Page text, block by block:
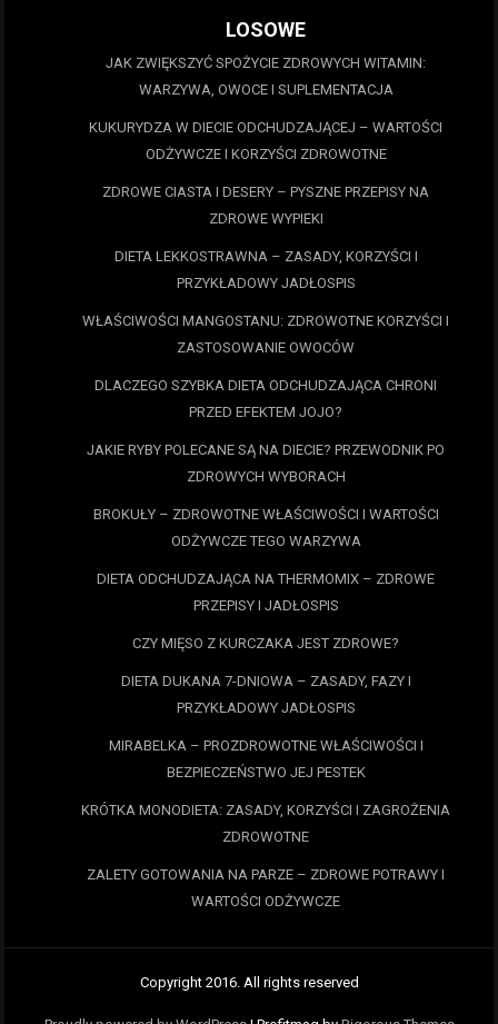
LOSOWE
JAK ZWIĘKSZYĆ SPOŻYCIE ZDROWYCH WITAMIN:
WARZYWA, OWOCE I SUPLEMENTACJA
KUKURYDZA W DIECIE ODCHUDZAJĄCEJ – WARTOŚCI
ODŻYWCZE I KORZYŚCI ZDROWOTNE
ZDROWE CIASTA I DESERY – PYSZNE PRZEPISY NA
ZDROWE WYPIEKI
DIETA LEKKOSTRAWNA – ZASADY, KORZYŚCI I
PRZYKŁADOWY JADŁOSPIS
WŁAŚCIWOŚCI MANGOSTANU: ZDROWOTNE KORZYŚCI I
ZASTOSOWANIE OWOCÓW
DLACZEGO SZYBKA DIETA ODCHUDZAJĄCA CHRONI
PRZED EFEKTEM JOJO?
JAKIE RYBY POLECANE SĄ NA DIECIE? PRZEWODNIK PO
ZDROWYCH WYBORACH
BROKUŁY – ZDROWOTNE WŁAŚCIWOŚCI I WARTOŚCI
ODŻYWCZE TEGO WARZYWA
DIETA ODCHUDZAJĄCA NA THERMOMIX – ZDROWE
PRZEPISY I JADŁOSPIS
CZY MIĘSO Z KURCZAKA JEST ZDROWE?
DIETA DUKANA 7-DNIOWA – ZASADY, FAZY I
PRZYKŁADOWY JADŁOSPIS
MIRABELKA – PROZDROWOTNE WŁAŚCIWOŚCI I
BEZPIECZEŃSTWO JEJ PESTEK
KRÓTKA MONODIETA: ZASADY, KORZYŚCI I ZAGROŻENIA
ZDROWOTNE
ZALETY GOTOWANIA NA PARZE – ZDROWE POTRAWY I
WARTOŚCI ODŻYWCZE
Copyright 2016. All rights reserved